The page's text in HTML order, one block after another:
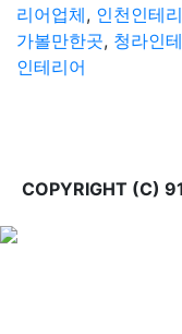
리어업체, 인천인테
가볼만한곳, 청라인
인테리어
COPYRIGHT (C)